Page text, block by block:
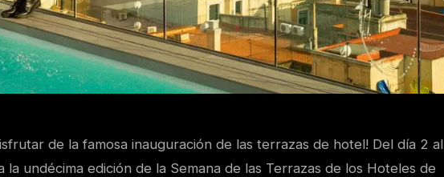
de la famosa inauguración de las terrazas de hotel! Del día 2 al
la undécima edición de la Semana de las Terrazas de los Hoteles de